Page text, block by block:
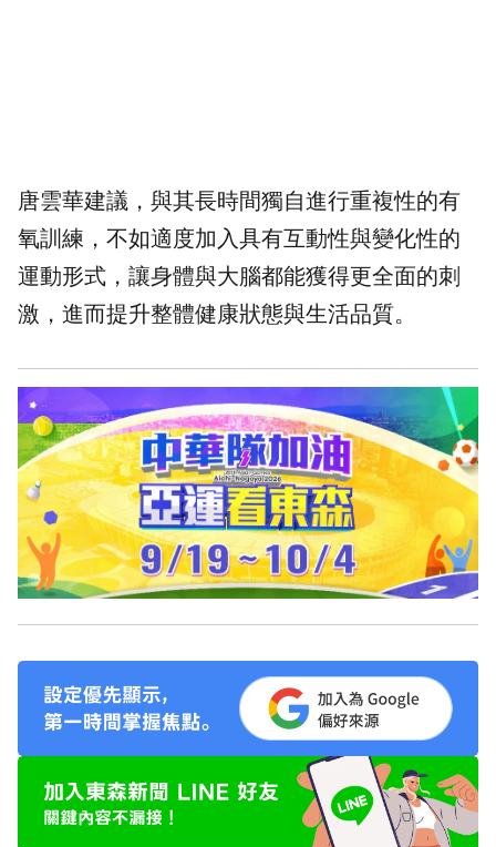
唐雲華建議，與其長時間獨自進行重複性的有
氧訓練，不如適度加入具有互動性與變化性的
運動形式，讓身體與大腦都能獲得更全面的刺
激，進而提升整體健康狀態與生活品質。